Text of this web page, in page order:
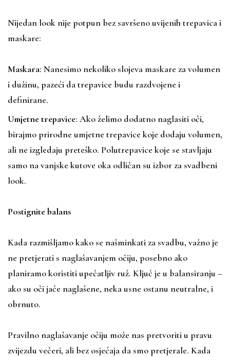
Nijedan look nije potpun bez savršeno uvijenih trepavica i
maskare:
Maskara: Nanesimo nekoliko slojeva maskare za volumen
i dužinu, pazeći da trepavice budu razdvojene i
definirane.
Umjetne trepavice: Ako želimo dodatno naglasiti oči,
birajmo prirodne umjetne trepavice koje dodaju volumen,
ali ne izgledaju preteško. Polutrepavice koje se stavljaju
samo na vanjske kutove oka odličan su izbor za svadbeni
look.
Postignite balans
Kada razmišljamo kako se našminkati za svadbu, važno je
ne pretjerati s naglašavanjem očiju, posebno ako
planiramo koristiti upečatljiv ruž. Ključ je u balansiranju –
ako su oči jače naglašene, neka usne ostanu neutralne, i
obrnuto.
Pravilno naglašavanje očiju može nas pretvoriti u pravu
zvijezdu večeri, ali bez osjećaja da smo pretjerale. Kada